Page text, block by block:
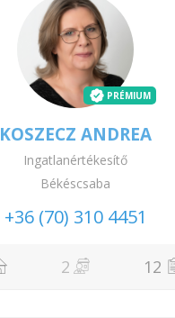
PRÉMIUM
KOSZECZ ANDREA
Ingatlanértékesítő
Békéscsaba
+36 (70) 310 4451
2 12